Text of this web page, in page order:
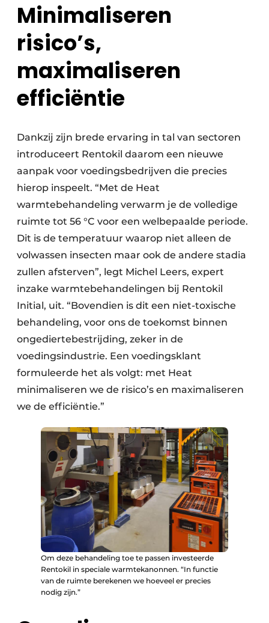
Minimaliseren
risico’s,
maximaliseren
efficiëntie
Dankzij zijn brede ervaring in tal van sectoren
introduceert Rentokil daarom een nieuwe
aanpak voor voedingsbedrijven die precies
hierop inspeelt. “Met de Heat
warmtebehandeling verwarm je de volledige
ruimte tot 56 °C voor een welbepaalde periode.
Dit is de temperatuur waarop niet alleen de
volwassen insecten maar ook de andere stadia
zullen afsterven”, legt Michel Leers, expert
inzake warmtebehandelingen bij Rentokil
Initial, uit. “Bovendien is dit een niet-toxische
behandeling, voor ons de toekomst binnen
ongediertebestrijding, zeker in de
voedingsindustrie. Een voedingsklant
formuleerde het als volgt: met Heat
minimaliseren we de risico’s en maximaliseren
we de efficiëntie.”
Om deze behandeling toe te passen investeerde
Rentokil in speciale warmtekanonnen. “In functie
van de ruimte berekenen we hoeveel er precies
nodig zijn.”